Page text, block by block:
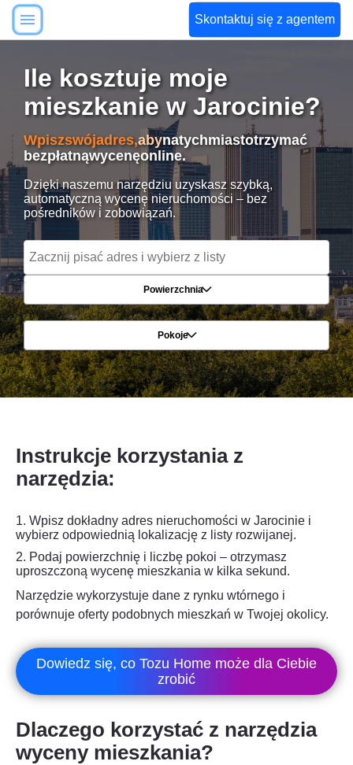
Skontaktuj się z agentem
Ile kosztuje moje
mieszkanie w Jarocinie?
Wpiszswójadres,abynatychmiastotrzymać
bezpłatnąwycenęonline.
Dzięki naszemu narzędziu uzyskasz szybką,
automatyczną wycenę nieruchomości – bez
pośredników i zobowiązań.
Powierzchnia
Pokoje
Instrukcje korzystania z
narzędzia:
1. Wpisz dokładny adres nieruchomości w Jarocinie i
wybierz odpowiednią lokalizację z listy rozwijanej.
2. Podaj powierzchnię i liczbę pokoi – otrzymasz
uproszczoną wycenę mieszkania w kilka sekund.
Narzędzie wykorzystuje dane z rynku wtórnego i
porównuje oferty podobnych mieszkań w Twojej okolicy.
Dowiedz się, co Tozu Home może dla Ciebie
zrobić
Dlaczego korzystać z narzędzia
wyceny mieszkania?